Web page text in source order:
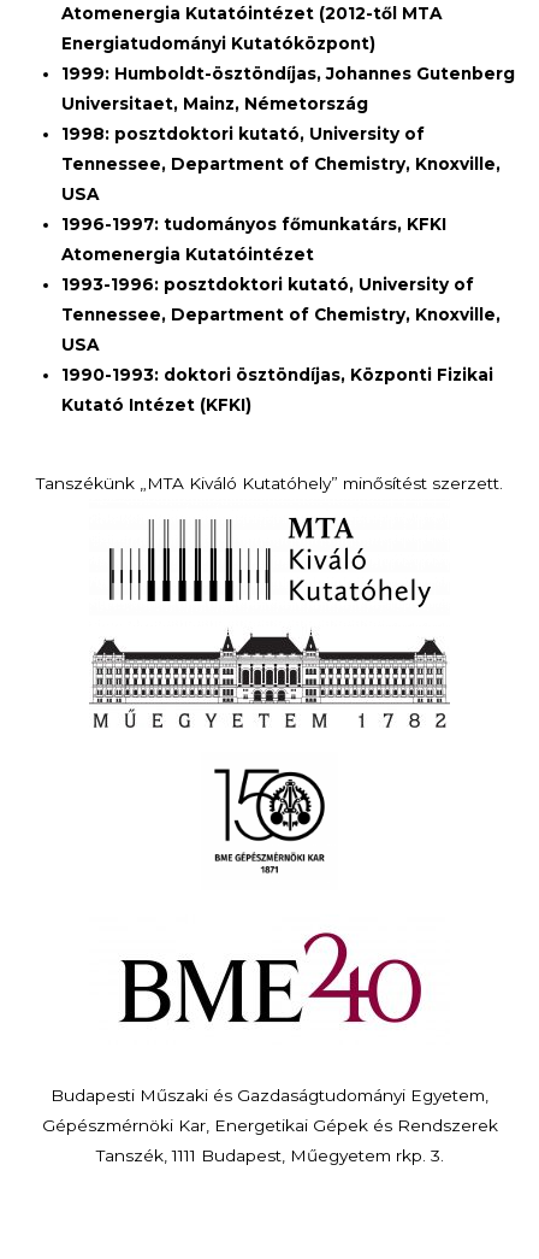
Atomenergia Kutatóintézet (2012-től MTA
Energiatudományi Kutatóközpont)
1999: Humboldt-ösztöndíjas, Johannes Gutenberg
Universitaet, Mainz, Németország
1998: posztdoktori kutató, University of
Tennessee, Department of Chemistry, Knoxville,
USA
1996-1997: tudományos főmunkatárs, KFKI
Atomenergia Kutatóintézet
1993-1996: posztdoktori kutató, University of
Tennessee, Department of Chemistry, Knoxville,
USA
1990-1993: doktori ösztöndíjas, Központi Fizikai
Kutató Intézet (KFKI)
Tanszékünk „MTA Kiváló Kutatóhely” minősítést szerzett.
Budapesti Műszaki és Gazdaságtudományi Egyetem,
Gépészmérnöki Kar, Energetikai Gépek és Rendszerek
Tanszék, 1111 Budapest, Műegyetem rkp. 3.